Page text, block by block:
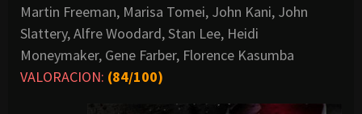
Martin Freeman, Marisa Tomei, John Kani, John
Slattery, Alfre Woodard, Stan Lee, Heidi
Moneymaker, Gene Farber, Florence Kasumba
VALORACION: (84/100)